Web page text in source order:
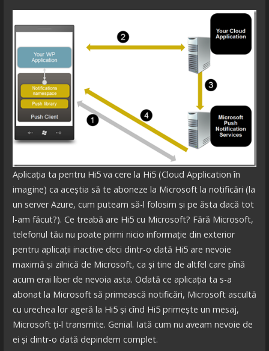
Aplicația ta pentru Hi5 va cere la Hi5 (Cloud Application în
imagine) ca aceștia să te aboneze la Microsoft la notificări (la
un server Azure, cum puteam să-l folosim și pe ăsta dacă tot
l-am făcut?). Ce treabă are Hi5 cu Microsoft? Fără Microsoft,
telefonul tău nu poate primi nicio informație din exterior
pentru aplicații inactive deci dintr-o dată Hi5 are nevoie
maximă și zilnică de Microsoft, ca și tine de altfel care pînă
acum erai liber de nevoia asta. Odată ce aplicația ta s-a
abonat la Microsoft să primească notificări, Microsoft ascultă
cu urechea lor ageră la Hi5 și cînd Hi5 primește un mesaj,
Microsoft ți-l transmite. Genial. Iată cum nu aveam nevoie de
ei și dintr-o dată depindem complet.